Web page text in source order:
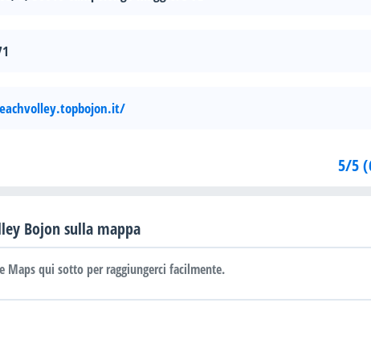
5/5
Bojon sulla mappa
Maps qui sotto per raggiungerci facilmente.